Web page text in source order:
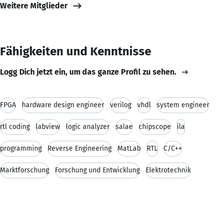
Weitere Mitglieder
Fähigkeiten und Kenntnisse
Logg Dich jetzt ein, um das ganze Profil zu sehen.
FPGA hardware design engineer verilog vhdl system engineer
rtl coding labview logic analyzer salae chipscope ila
programming Reverse Engineering MatLab RTL C/C++
Marktforschung Forschung und Entwicklung Elektrotechnik